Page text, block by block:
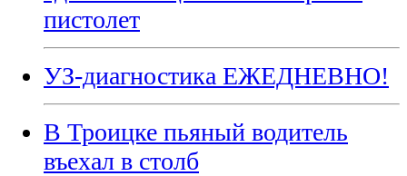
пистолет
УЗ-диагностика ЕЖЕДНЕВНО!
В Троицке пьяный водитель
въехал в столб